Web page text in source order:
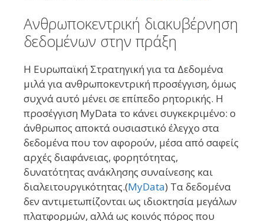
Ανθρωποκεντρική διακυβέρνηση
δεδομένων στην πράξη
Η Ευρωπαϊκή Στρατηγική για τα Δεδομένα
μιλά για ανθρωποκεντρική προσέγγιση, όμως
συχνά αυτό μένει σε επίπεδο ρητορικής. Η
προσέγγιση MyData το κάνει συγκεκριμένο: ο
άνθρωπος αποκτά ουσιαστικό έλεγχο στα
δεδομένα που τον αφορούν, μέσα από σαφείς
αρχές διαφάνειας, φορητότητας,
δυνατότητας ανάκλησης συναίνεσης και
διαλειτουργικότητας.(MyData) Τα δεδομένα
δεν αντιμετωπίζονται ως ιδιοκτησία μεγάλων
πλατφορμών, αλλά ως κοινός πόρος που